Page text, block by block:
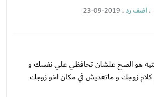
.اضف رد.
23-09-2019
هو الصح علشان تحافظي علي نفسك و
زوجك و ماتعديش في مكان اخو زوجك